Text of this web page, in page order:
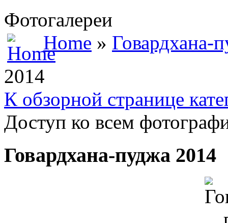
Фотогалереи
Home » Говардхана-
2014
К обзорной странице
Доступ ко всем
Говардхана-пуджа 2014